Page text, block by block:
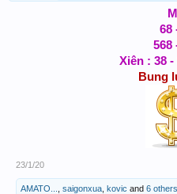
68
568
Xiên : 38 -
Bung
23/1/20
AMATO... saigonxua kovic and 6 others